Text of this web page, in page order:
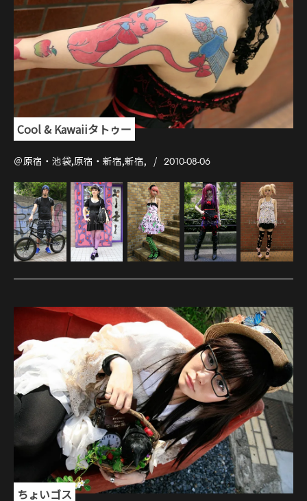
Cool & Kawaiiタトゥー
＠原宿・池袋,原宿・新宿,新宿, 2010-08-06
ちょいゴス